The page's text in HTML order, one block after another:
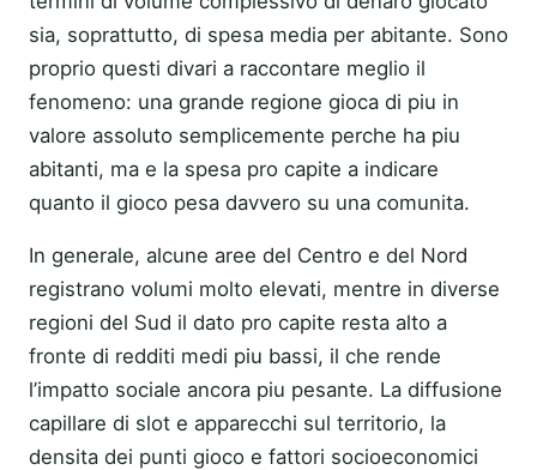
sia, soprattutto, di spesa media per abitante. Sono
proprio questi divari a raccontare meglio il
fenomeno: una grande regione gioca di piu in
valore assoluto semplicemente perche ha piu
abitanti, ma e la spesa pro capite a indicare
quanto il gioco pesa davvero su una comunita.
In generale, alcune aree del Centro e del Nord
registrano volumi molto elevati, mentre in diverse
regioni del Sud il dato pro capite resta alto a
fronte di redditi medi piu bassi, il che rende
l’impatto sociale ancora piu pesante. La diffusione
capillare di slot e apparecchi sul territorio, la
densita dei punti gioco e fattori socioeconomici